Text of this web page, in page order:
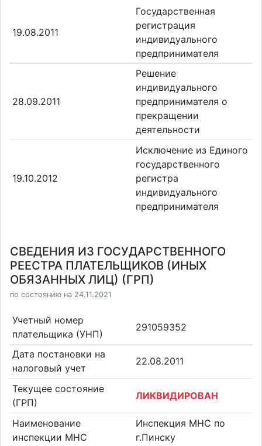
19.08.2011
Государственная
регистрация
индивидуального
предпринимателя
28.09.2011
Решение
индивидуального
предпринимателя о
прекращении
деятельности
19.10.2012
Исключение из Единого
государственного
регистра
индивидуального
предпринимателя
СВЕДЕНИЯ ИЗ ГОСУДАРСТВЕННОГО
РЕЕСТРА ПЛАТЕЛЬЩИКОВ (ИНЫХ
ОБЯЗАННЫХ ЛИЦ) (ГРП)
по состоянию на 24.11.2021
Учетный номер
плательщика (УНП)
291059352
Дата постановки на
налоговый учет
22.08.2011
Текущее состояние
(ГРП)
ЛИКВИДИРОВАН
Наименование
инспекции МНС
Инспекция МНС по
г.Пинску